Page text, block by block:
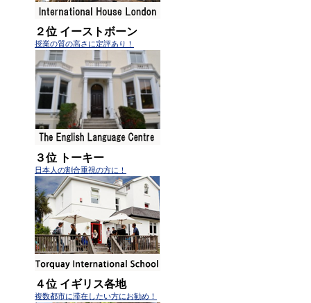
２位 イーストボーン
授業の質の高さに定評あり！
３位 トーキー
日本人の割合重視の方に！
４位 イギリス各地
複数都市に滞在したい方にお勧め！